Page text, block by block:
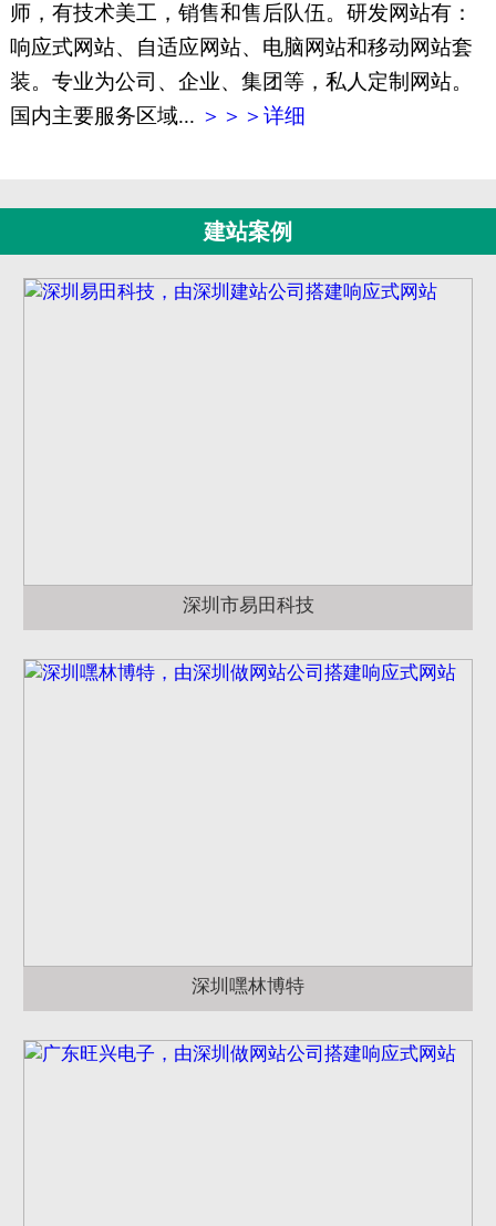
师，有技术美工，销售和售后队伍。研发网站有：
响应式网站、自适应网站、电脑网站和移动网站套
装。专业为公司、企业、集团等，私人定制网站。
国内主要服务区域... ＞＞＞详细
建站案例
深圳市易田科技
深圳嘿林博特